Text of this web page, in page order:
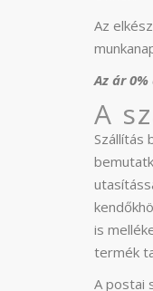
Az
Az ár
A
Szállítás
is
termék
A postai